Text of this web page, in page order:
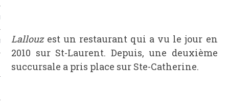
Lallouzest un restaurant qui a vu le jour en
2010 sur St-Laurent. Depuis, une deuxième
succursale a pris place sur Ste-Catherine.